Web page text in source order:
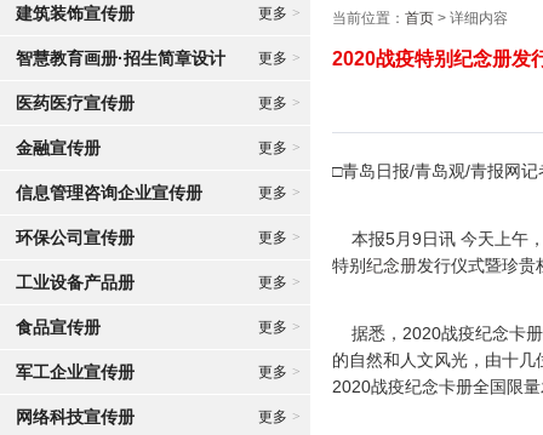
/* */
建筑装饰宣传册 更多 >
智慧教育画册·招生简章设计 更多 >
医药医疗宣传册 更多 >
金融宣传册 更多 >
信息管理咨询企业宣传册 更多 >
环保公司宣传册 更多 >
工业设备产品册 更多 >
食品宣传册 更多 >
军工企业宣传册 更多 >
网络科技宣传册 更多 >
当前位置： 首页 > 详细内容
2020战疫特别纪念册发
□青岛日报/青岛观/青报网记
本报5月9日讯 今天上午
特别纪念册发行仪式暨珍贵
据悉，2020战疫纪念卡册
的自然和人文风光，由十
2020战疫纪念卡册全国限